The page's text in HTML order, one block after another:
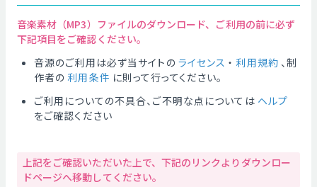
音楽素材（MP3）ファイルのダウンロード、ご利用の前に必ず
下記項目をご確認ください。
音源のご利用は必ず当サイトの ライセンス ・ 利用規約 、制
作者の 利用条件 に則って行ってください。
ご利用についての不具合、ご不明な点については ヘルプ
をご確認ください
上記をご確認いただいた上で、下記のリンクよりダウンロー
ドページへ移動してください。